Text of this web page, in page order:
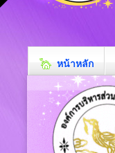
หน้าหลัก